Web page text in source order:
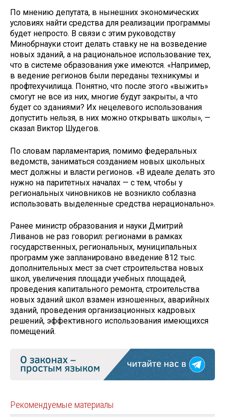
По мнению депутата, в нынешних экономических
условиях найти средства для реализации программы
будет непросто. В связи с этим руководству
Минобрнауки стоит делать ставку не на возведение
новых зданий, а на рациональное использование тех,
что в системе образования уже имеются. «Например,
в ведение регионов были переданы техникумы и
профтехучилища. Понятно, что после этого «выжить»
смогут не все из них, многие будут закрыты, а что
будет со зданиями? Их нецелевого использования
допустить нельзя, в них можно открывать школы», —
сказал Виктор Шудегов.
По словам парламентария, помимо федеральных
ведомств, заниматься созданием новых школьных
мест должны и власти регионов. «В идеале делать это
нужно на паритетных началах — с тем, чтобы у
региональных чиновников не возникло соблазна
использовать выделенные средства нерационально».
Ранее министр образования и науки Дмитрий
Ливанов не раз говорил: регионами в рамках
государственных, региональных, муниципальных
программ уже запланировано введение 812 тыс.
дополнительных мест за счет строительства новых
школ, увеличения площади учебных площадей,
проведения капитального ремонта, строительства
новых зданий школ взамен изношенных, аварийных
зданий, проведения организационных кадровых
решений, эффективного использования имеющихся
помещений.
Рекомендуемые материалы